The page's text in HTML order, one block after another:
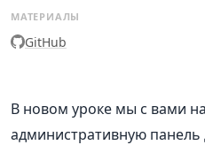
МАТЕРИАЛЫ
GitHub
В новом уроке мы с вами
административную